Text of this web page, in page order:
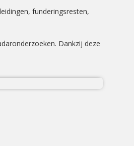
funderingsresten,
Dankzij deze